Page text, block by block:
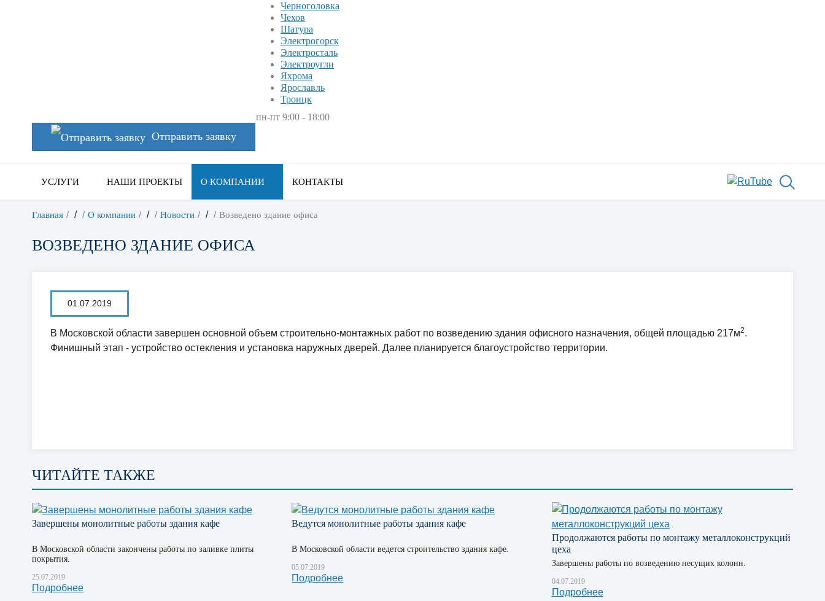
Черноголовка
Чехов
Шатура
Электрогорск
Электросталь
Электроугли
Яхрома
Ярославль
Троицк
пн-пт 9:00 - 18:00
Отправить заявку
УСЛУГИ НАШИ ПРОЕКТЫ О КОМПАНИИ КОНТАКТЫ
Главная / О компании / Новости / Возведено здание офиса
ВОЗВЕДЕНО ЗДАНИЕ ОФИСА
01.07.2019
В Московской области завершен основной объем строительно-монтажных работ по возведению здания офисного назначения, общей площадью 217м2.
Финишный этап - устройство остекления и установка наружных дверей. Далее планируется благоустройство территории.
ЧИТАЙТЕ ТАКЖЕ
Завершены монолитные работы здания кафе
В Московской области закончены работы по заливке плиты
покрытия.
25.07.2019
Подробнее
Ведутся монолитные работы здания кафе
В Московской области ведется строительство здания кафе.
05.07.2019
Подробнее
Продолжаются работы по монтажу металлоконструкций
цеха
Завершены работы по возведению несущих колонн.
04.07.2019
Подробнее